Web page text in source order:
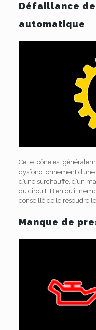
Défaillance
automatique
Cette icône est
dysfonctionnement
d’une surchauffe, d’un
du circuit. Bien qu’il
conseillé de le résoudre
Manque de